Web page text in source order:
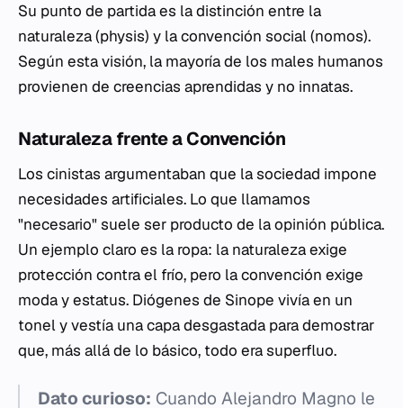
Su punto de partida es la distinción entre la
naturaleza (physis) y la convención social (nomos).
Según esta visión, la mayoría de los males humanos
provienen de creencias aprendidas y no innatas.
Naturaleza frente a Convención
Los cinistas argumentaban que la sociedad impone
necesidades artificiales. Lo que llamamos
"necesario" suele ser producto de la opinión pública.
Un ejemplo claro es la ropa: la naturaleza exige
protección contra el frío, pero la convención exige
moda y estatus. Diógenes de Sinope vivía en un
tonel y vestía una capa desgastada para demostrar
que, más allá de lo básico, todo era superfluo.
Dato curioso: Cuando Alejandro Magno le